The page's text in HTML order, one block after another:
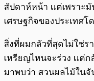
สัปดาห์หน้า แต่เพราะมั
เศรษฐกิจของประเทศโ
สิ่งที่ผมกลัวที่สุดไม่ใช่ร
เหรียญไหนจะร่วง แต่ก
มาพบว่า สวนผลไม้ใน